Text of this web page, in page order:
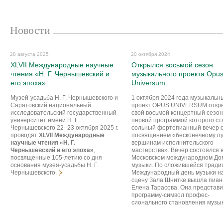
Новости
28 августа 2025
XLVII Международные научные
чтения «Н. Г. Чернышевский и
его эпоха»
Музей-усадьба Н. Г. Чернышевского и
Саратовский национальный
исследовательский государственный
университет имени Н. Г.
Чернышевского 22–23 октября 2025 г.
проводят XLVII Международные
научные чтения «Н. Г.
Чернышевский и его эпоха»,
посвященные 105-летию со дня
основания музея-усадьбы Н. Г.
Чернышевского.
20 октября 2024
Открылся восьмой сезон
музыкального проекта Opus
Universum
1 октября 2024 года
проект OPUS UNIVERSUM
свой восьмой концертный
первой программой которого
сольный фортепианный вечер с
посвящением «бесконечному
вершинам исполнительского
мастерства». Вечер состоялся в
Московском международном
музыки. По сложившейся
Международный день музыки
сцену Зала Шнитке вышла
Елена Тарасова. Она
программу-символ профес­
сионального становления